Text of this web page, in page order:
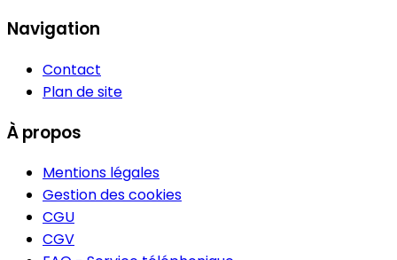
Navigation
Contact
Plan de site
À propos
Mentions légales
Gestion des cookies
CGU
CGV